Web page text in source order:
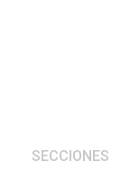
SECCIONES